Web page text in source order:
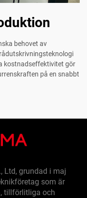
behovet av
kostnadseffektivitet gör
på en snabbt
Ltd, grundad i maj
som är
tillförlitliga och